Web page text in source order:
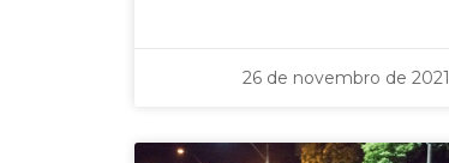
26 de novembro de 2021